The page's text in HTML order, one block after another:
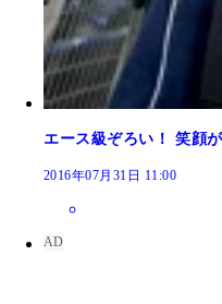
エース級ぞろい！ 笑顔
2016年07月31日 11:00